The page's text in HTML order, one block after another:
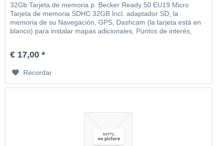
32Gb Tarjeta de memoria p. Becker Ready 50 EU19 Micro
Tarjeta de memoria SDHC 32GB Incl. adaptador SD, la
memoria de su Navegación, GPS, Dashcam (la tarjeta está en
blanco) para instalar mapas adicionales, Puntos de interés,
€ 17,00 *
Recordar